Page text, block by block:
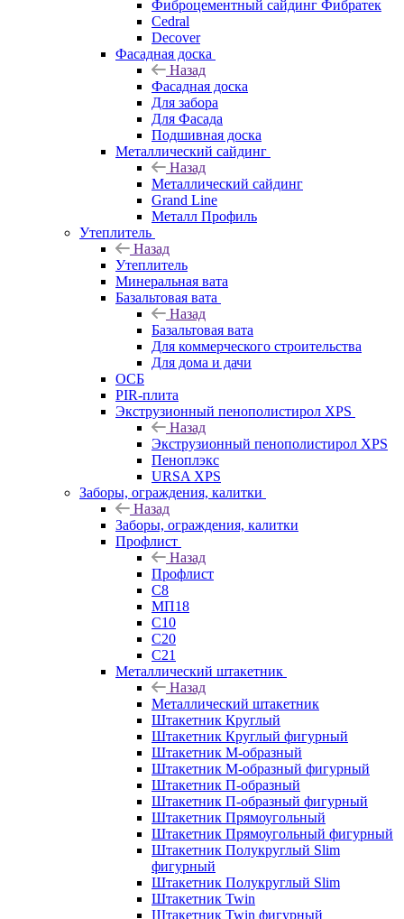
Фиброцементный сайдинг Фибратек
Cedral
Decover
Фасадная доска
Назад
Фасадная доска
Для забора
Для Фасада
Подшивная доска
Металлический сайдинг
Назад
Металлический сайдинг
Grand Line
Металл Профиль
Утеплитель
Назад
Утеплитель
Минеральная вата
Базальтовая вата
Назад
Базальтовая вата
Для коммерческого строительства
Для дома и дачи
ОСБ
PIR-плита
Экструзионный пенополистирол XPS
Назад
Экструзионный пенополистирол XPS
Пеноплэкс
URSA XPS
Заборы, ограждения, калитки
Назад
Заборы, ограждения, калитки
Профлист
Назад
Профлист
С8
МП18
С10
С20
С21
Металлический штакетник
Назад
Металлический штакетник
Штакетник Круглый
Штакетник Круглый фигурный
Штакетник М-образный
Штакетник М-образный фигурный
Штакетник П-образный
Штакетник П-образный фигурный
Штакетник Прямоугольный
Штакетник Прямоугольный фигурный
Штакетник Полукруглый Slim
фигурный
Штакетник Полукруглый Slim
Штакетник Twin
Штакетник Twin фигурный